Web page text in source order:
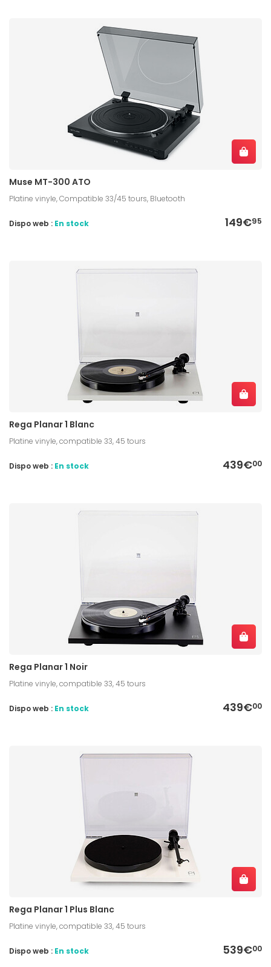
Muse MT-300 ATO
Platine vinyle, Compatible 33/45 tours, Bluetooth
149€95
Dispo web : En stock
Rega Planar 1 Blanc
Platine vinyle, compatible 33, 45 tours
439€00
Dispo web : En stock
Rega Planar 1 Noir
Platine vinyle, compatible 33, 45 tours
439€00
Dispo web : En stock
Rega Planar 1 Plus Blanc
Platine vinyle, compatible 33, 45 tours
539€00
Dispo web : En stock